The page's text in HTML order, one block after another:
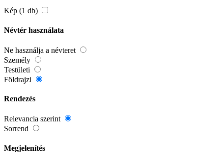
Kép (1 db)
Névtér használata
Ne használja a névteret
Személy
Testületi
Földrajzi
Rendezés
Relevancia szerint
Sorrend
Megjelenítés